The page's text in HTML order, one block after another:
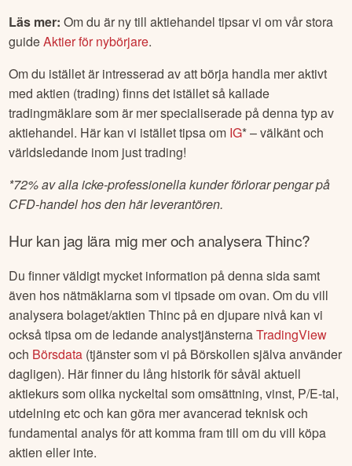
Läs mer: Om du är ny till aktiehandel tipsar vi om vår stora
guideAktier för nybörjare.
Om du istället är intresserad av att börja handla mer aktivt
med aktien (trading) finns det istället så kallade
tradingmäklare som är mer specialiserade på denna typ av
aktiehandel. Här kan vi istället tipsa om IG* – välkänt och
världsledande inom just trading!
*72% av alla icke-professionella kunder förlorar pengar på
CFD-handel hos den här leverantören.
Hur kan jag lära mig mer och analyseraThinc?
Du finner väldigt mycket information på denna sida samt
även hos nätmäklarna som vi tipsade om ovan. Om du vill
analysera bolaget/aktienThinc på en djupare nivå kan vi
också tipsa om de ledande analystjänsternaTradingView
och Börsdata (tjänster som vi på Börskollen själva använder
dagligen). Här finner du lång historik för såväl aktuell
aktiekurs som olika nyckeltal som omsättning, vinst, P/E-tal,
utdelning etc och kan göra mer avancerad teknisk och
fundamental analys för att komma fram till om du vill köpa
aktien eller inte.